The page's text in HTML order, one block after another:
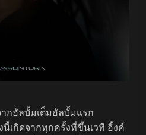
กอัลบั้มเต็มอัลบั้มแรก
นี้เกิดจากทุกครั้งที่ขึ้นเวที อิ้งค์